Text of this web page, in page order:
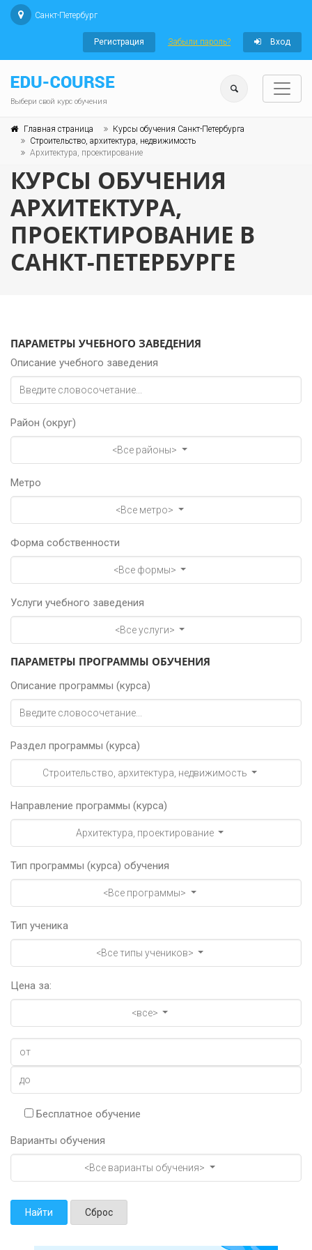
Санкт-Петербург
Регистрация Забыли пароль? Вход
Выбери свой курс обучения
Главная страница
Курсы обучения Санкт-Петербурга
Строительство, архитектура, недвижимость
Архитектура, проектирование
КУРСЫ ОБУЧЕНИЯ
АРХИТЕКТУРА,
ПРОЕКТИРОВАНИЕ В
САНКТ-ПЕТЕРБУРГЕ
ПАРАМЕТРЫ УЧЕБНОГО ЗАВЕДЕНИЯ
Описание учебного заведения
Район (округ)
<Все районы>
Метро
<Все метро>
Форма собственности
<Все формы>
Услуги учебного заведения
<Все услуги>
ПАРАМЕТРЫ ПРОГРАММЫ ОБУЧЕНИЯ
Описание программы (курса)
Раздел программы (курса)
Строительство, архитектура, недвижимость
Направление программы (курса)
Архитектура, проектирование
Тип программы (курса) обучения
<Все программы>
Тип ученика
<Все типы учеников>
Цена за:
<все>
Бесплатное обучение
Варианты обучения
<Все варианты обучения>
Найти Сброс